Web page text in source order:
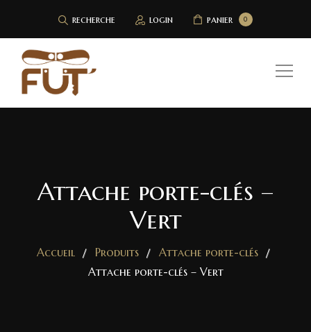
recherche login 0
panier
Attache porte-clés –
Vert
Accueil Produits
Attache porte-clés
Attache porte-clés – Vert